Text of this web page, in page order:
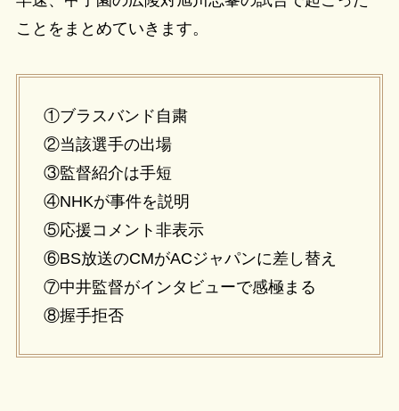
ことをまとめていきます。
①ブラスバンド自粛
②当該選手の出場
③監督紹介は手短
④NHKが事件を説明
⑤応援コメント非表示
⑥BS放送のCMがACジャパンに差し替え
⑦中井監督がインタビューで感極まる
⑧握手拒否